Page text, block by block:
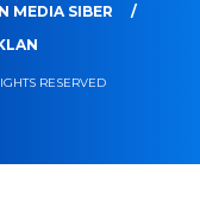
MEDIA SIBER
RESERVED